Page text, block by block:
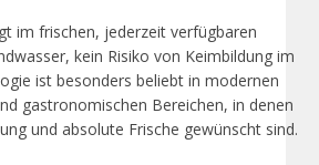
im frischen, jederzeit verfügbaren
kein Risiko von Keimbildung im
ist besonders beliebt in modernen
gastronomischen Bereichen, in denen
und absolute Frische gewünscht sind.